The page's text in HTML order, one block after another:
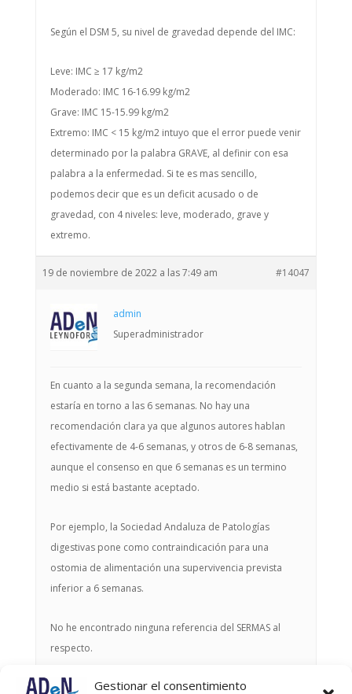
Gestionar el consentimiento
Según el DSM 5, su nivel de gravedad depende del IMC:
Leve: IMC ≥ 17 kg/m2
Moderado: IMC 16-16.99 kg/m2
Grave: IMC 15-15.99 kg/m2
Extremo: IMC < 15 kg/m2 intuyo que el error puede venir
determinado por la palabra GRAVE, al definir con esa
palabra a la enfermedad. Si te es mas sencillo,
podemos decir que es un deficit acusado o de
gravedad, con 4 niveles: leve, moderado, grave y
extremo.
19 de noviembre de 2022 a las 7:49 am #14047
admin
Superadministrador
En cuanto a la segunda semana, la recomendación
estaría en torno a las 6 semanas. No hay una
recomendación clara ya que algunos autores hablan
efectivamente de 4-6 semanas, y otros de 6-8 semanas,
aunque el consenso en que 6 semanas es un termino
medio si está bastante aceptado.
Por ejemplo, la Sociedad Andaluza de Patologías
digestivas pone como contraindicación para una
ostomia de alimentación una supervivencia prevista
inferior a 6 semanas.
No he encontrado ninguna referencia del SERMAS al
respecto.
Autor Entradas